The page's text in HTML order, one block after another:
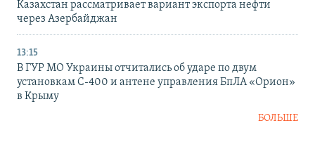
Казахстан рассматривает вариант экспорта нефти
через Азербайджан
13:15
В ГУР МО Украины отчитались об ударе по двум
установкам С-400 и антене управления БпЛА «Орион»
в Крыму
БОЛЬШЕ